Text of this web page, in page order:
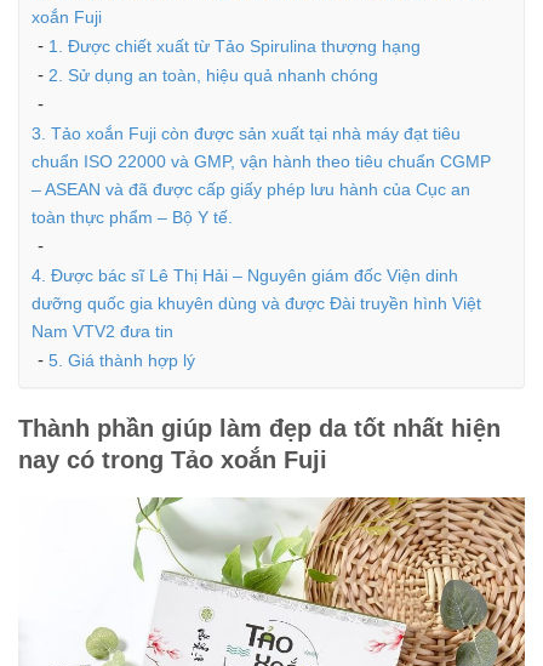
xoắn Fuji
1. Được chiết xuất từ Tảo Spirulina thượng hạng
2. Sử dụng an toàn, hiệu quả nhanh chóng
3. Tảo xoắn Fuji còn được sản xuất tại nhà máy đạt tiêu
chuẩn ISO 22000 và GMP, vận hành theo tiêu chuẩn CGMP
– ASEAN và đã được cấp giấy phép lưu hành của Cục an
toàn thực phẩm – Bộ Y tế.
4. Được bác sĩ Lê Thị Hải – Nguyên giám đốc Viện dinh
dưỡng quốc gia khuyên dùng và được Đài truyền hình Việt
Nam VTV2 đưa tin
5. Giá thành hợp lý
Thành phần giúp làm đẹp da tốt nhất hiện
nay có trong Tảo xoắn Fuji